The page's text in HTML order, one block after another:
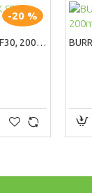
-20 %
BURRA SUN BODY MILK SPF30, 200ml